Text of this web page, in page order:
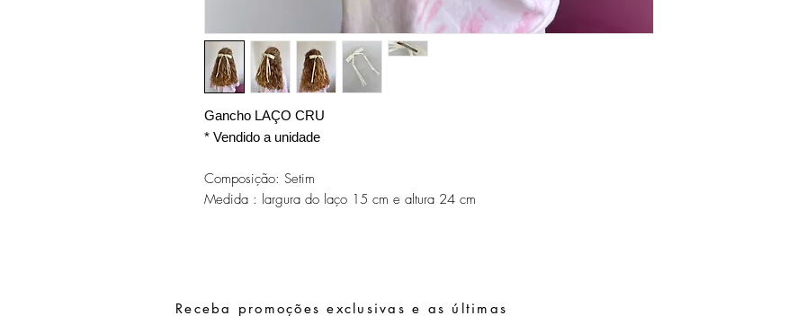
Gancho LAÇO CRU
* Vendido a unidade
Composição: Setim
Medida : largura do laço 15 cm e altura 24 cm
Receba promoções exclusivas e as últimas